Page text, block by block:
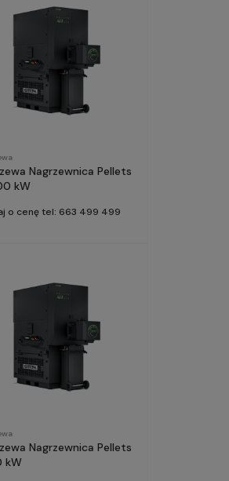
Nagrzewnica Pellets
kW
o cenę tel: 663 499 499
Nagrzewnica Pellets
kW